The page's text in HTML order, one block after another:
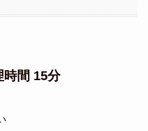
時間 15分